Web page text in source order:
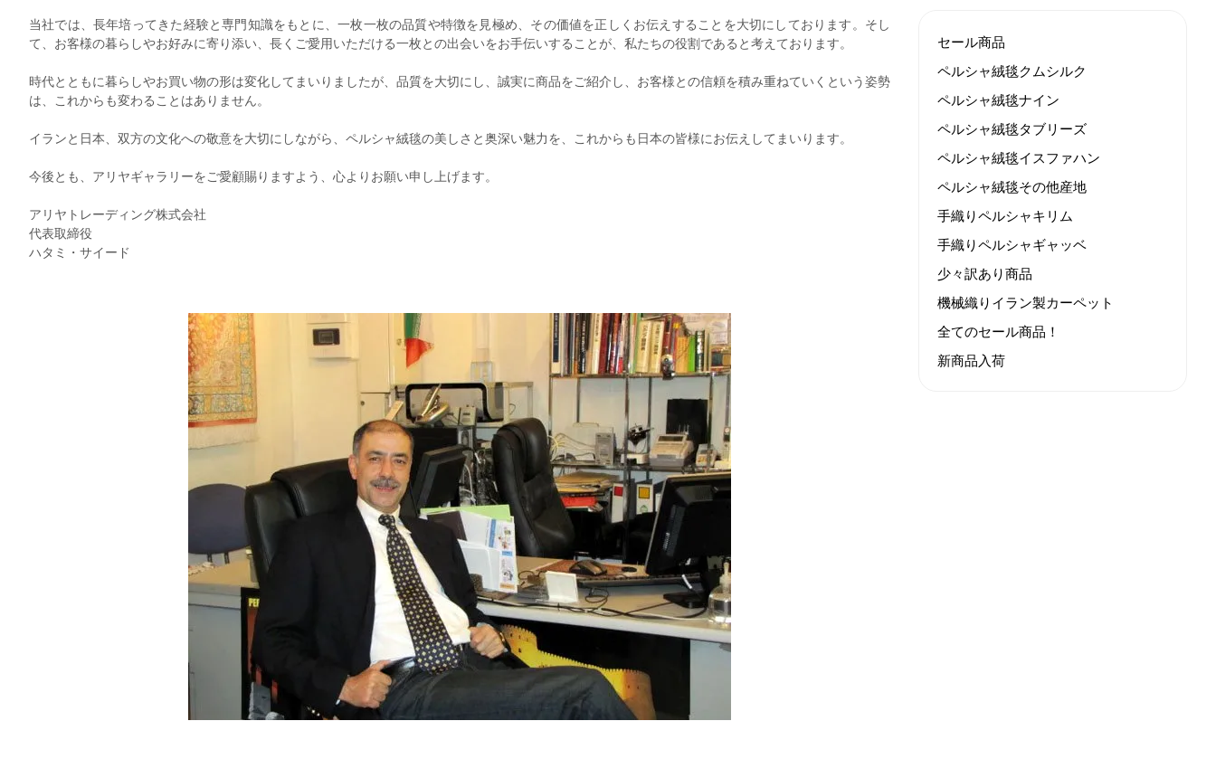
当社では、長年培ってきた経験と専門知識をもとに、一枚一枚の品質や特徴を見極め、 その価値を正しくお伝えすることを大切にしております。そし
て、 お客様の暮らしやお好みに寄り添い、 長くご愛用いただける一枚との出会いをお手伝いすることが、 私たちの役割であると考えております。
時代とともに暮らしやお買い物の形は変化してまいりましたが、品質を大切にし、誠実に商品をご紹介し、 お客様との信頼を積み重ねていくという姿勢
は、
これからも変わることはありません。
イランと日本、双方の文化への敬意を大切にしながら、 ペルシャ絨毯の美しさと奥深い魅力を、 これからも日本の皆様にお伝えしてまいります。
今後とも、アリヤギャラリーをご愛顧賜りますよう、 心よりお願い申し上げます。
アリヤトレーディング株式会社
代表取締役
ハタミ・サイード
セール商品
ペルシャ絨毯クムシルク
ペルシャ絨毯ナイン
ペルシャ絨毯タブリーズ
ペルシャ絨毯イスファハン
ペルシャ絨毯その他産地
手織りペルシャキリム
手織りペルシャギャッベ
少々訳あり商品
機械織りイラン製カーペット
全てのセール商品！
新商品入荷